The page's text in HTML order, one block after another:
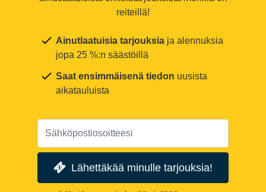
reiteillä!
Ainutlaatuisia tarjouksia ja alennuksia
jopa 25 %:n säästöillä
Saat ensimmäisenä tiedon uusista
aikatauluista
Lähettäkää minulle tarjouksia!